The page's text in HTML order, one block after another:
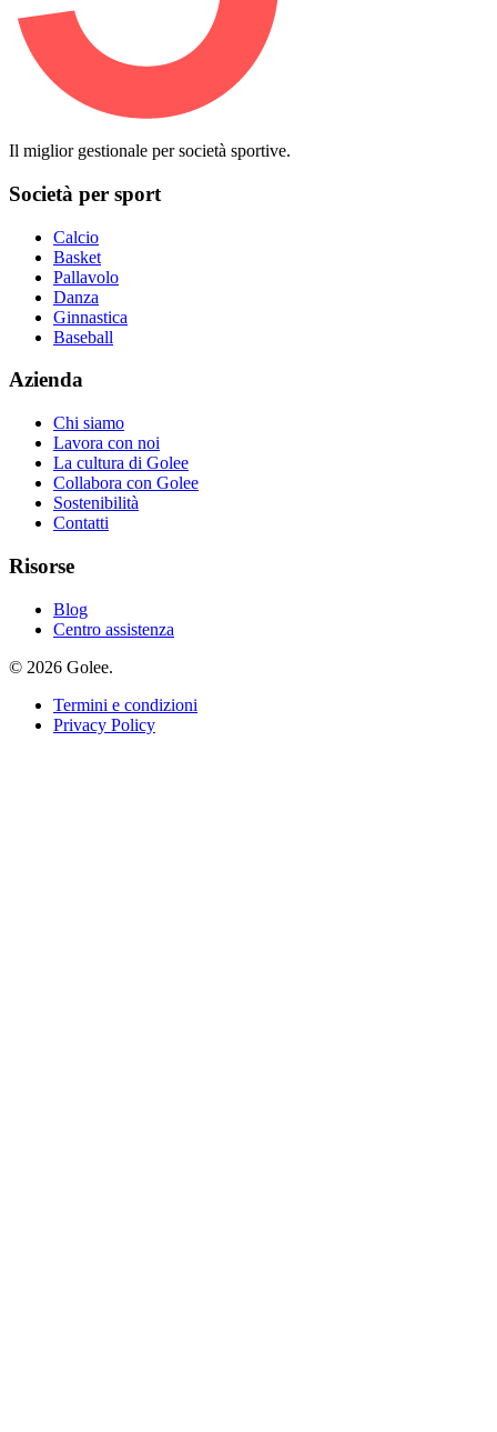
Il miglior gestionale per società sportive.
Società per sport
Calcio
Basket
Pallavolo
Danza
Ginnastica
Baseball
Azienda
Chi siamo
Lavora con noi
La cultura di Golee
Collabora con Golee
Sostenibilità
Contatti
Risorse
Blog
Centro assistenza
© 2026 Golee.
Termini e condizioni
Privacy Policy